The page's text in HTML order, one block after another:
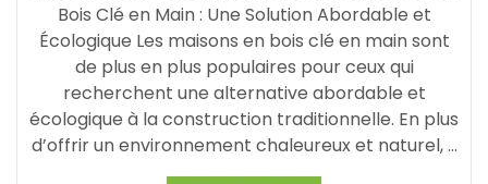
Bois Clé en Main : Une Solution Abordable et
Écologique Les maisons en bois clé en main sont
de plus en plus populaires pour ceux qui
recherchent une alternative abordable et
écologique à la construction traditionnelle. En plus
d’offrir un environnement chaleureux et naturel, …